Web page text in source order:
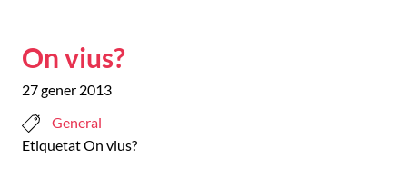
On vius?
27 gener 2013
General
EtiquetatOn vius?